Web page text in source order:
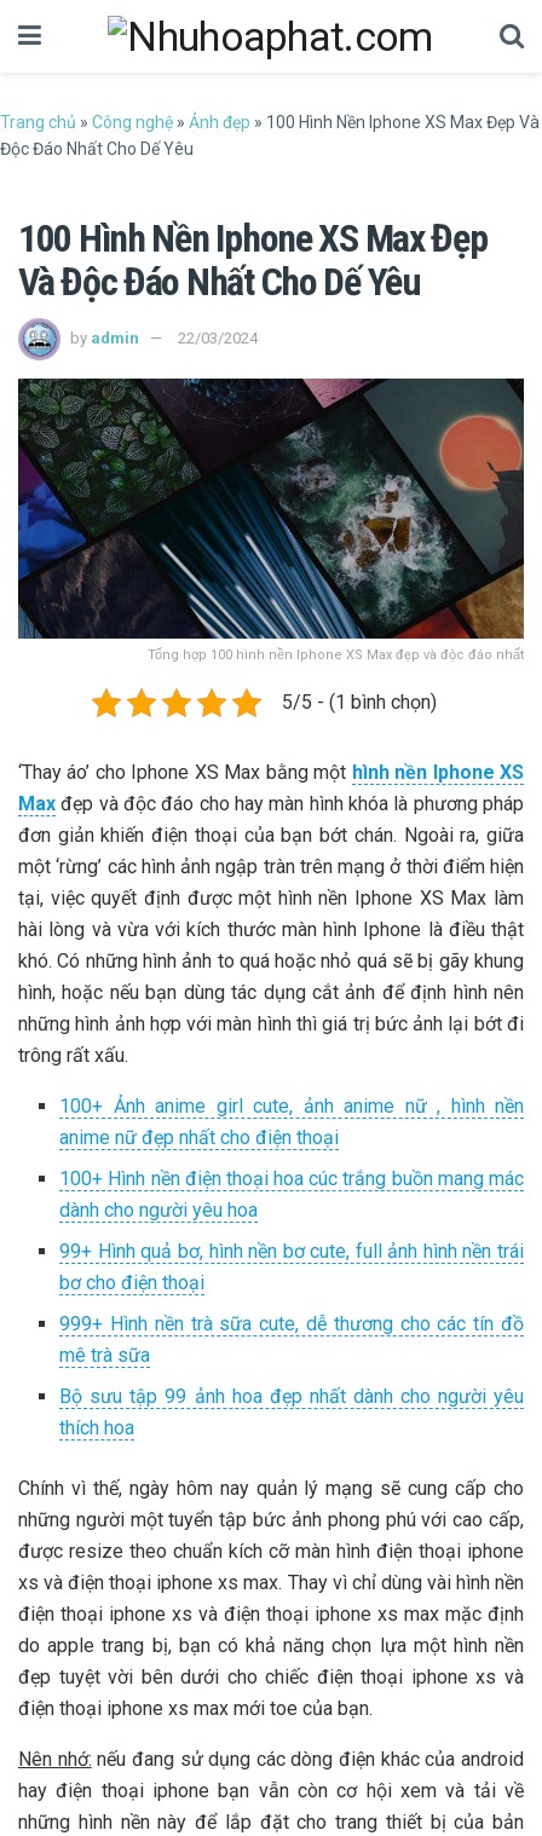
Trang chủ » Công nghệ » Ảnh đẹp » 100 Hình Nền Iphone XS Max Đẹp Và
Độc Đáo Nhất Cho Dế Yêu
100 Hình Nền Iphone XS Max Đẹp
Và Độc Đáo Nhất Cho Dế Yêu
by admin 22/03/2024
Tổng hợp 100 hình nền Iphone XS Max đẹp và độc đáo nhất
5/5 - (1 bình chọn)
‘Thay áo’ cho Iphone XS Max bằng một hình nền Iphone XS
Max đẹp và độc đáo cho hay màn hình khóa là phương pháp
đơn giản khiến điện thoại của bạn bớt chán. Ngoài ra, giữa
một ‘rừng’ các hình ảnh ngập tràn trên mạng ở thời điểm hiện
tại, việc quyết định được một hình nền Iphone XS Max làm
hài lòng và vừa với kích thước màn hình Iphone là điều thật
khó. Có những hình ảnh to quá hoặc nhỏ quá sẽ bị gãy khung
hình, hoặc nếu bạn dùng tác dụng cắt ảnh để định hình nên
những hình ảnh hợp với màn hình thì giá trị bức ảnh lại bớt đi
trông rất xấu.
100+ Ảnh anime girl cute, ảnh anime nữ , hình nền
anime nữ đẹp nhất cho điện thoại
100+ Hình nền điện thoại hoa cúc trắng buồn mang mác
dành cho người yêu hoa
99+ Hình quả bơ, hình nền bơ cute, full ảnh hình nền trái
bơ cho điện thoại
999+ Hình nền trà sữa cute, dễ thương cho các tín đồ
mê trà sữa
Bộ sưu tập 99 ảnh hoa đẹp nhất dành cho người yêu
thích hoa
Chính vì thế, ngày hôm nay quản lý mạng sẽ cung cấp cho
những người một tuyển tập bức ảnh phong phú với cao cấp,
được resize theo chuẩn kích cỡ màn hình điện thoại iphone
xs và điện thoại iphone xs max. Thay vì chỉ dùng vài hình nền
điện thoại iphone xs và điện thoại iphone xs max mặc định
do apple trang bị, bạn có khả năng chọn lựa một hình nền
đẹp tuyệt vời bên dưới cho chiếc điện thoại iphone xs và
điện thoại iphone xs max mới toe của bạn.
Nên nhớ: nếu đang sử dụng các dòng điện khác của android
hay điện thoại iphone bạn vẫn còn cơ hội xem và tải về
những hình nền này để lắp đặt cho trang thiết bị của bản